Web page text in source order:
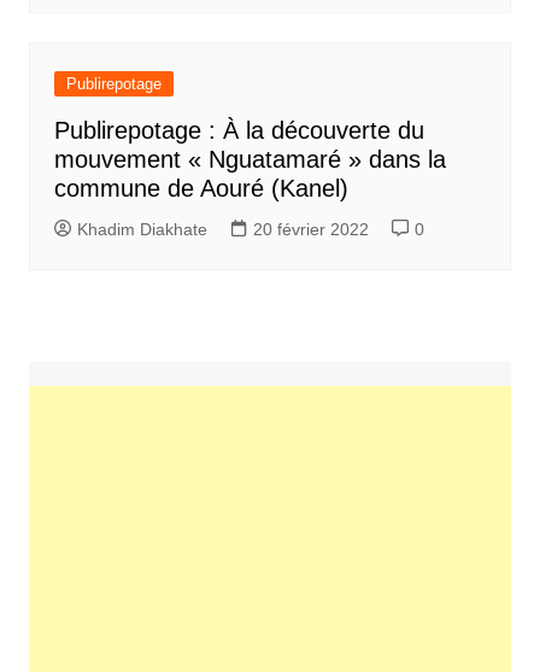
Publirepotage
Publirepotage : À la découverte du
mouvement « Nguatamaré » dans la
commune de Aouré (Kanel)
Khadim Diakhate 20 février 2022 0